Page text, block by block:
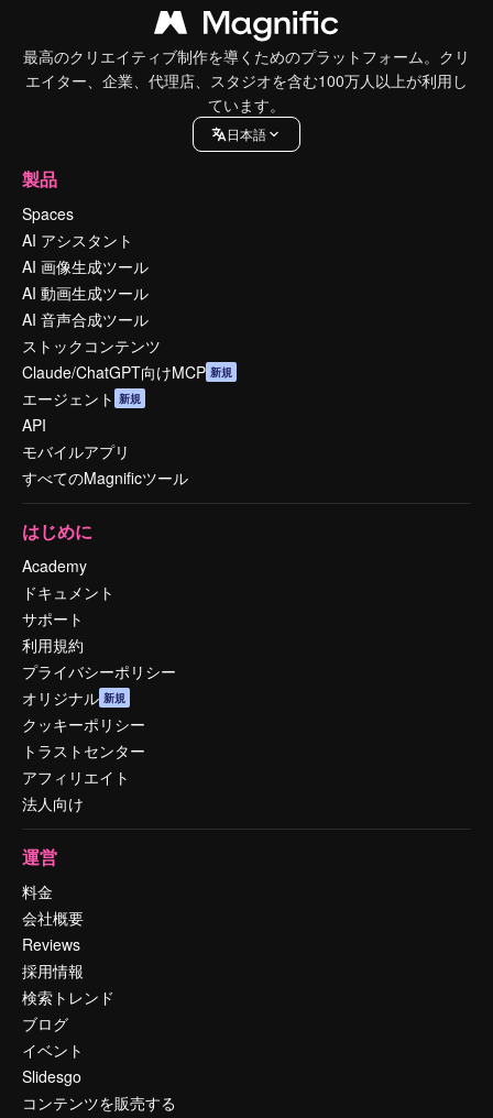
最高のクリエイティブ制作を導くためのプラットフォーム。クリ
エイター、企業、代理店、スタジオを含む100万人以上が利用し
ています。
日本語
製品
Spaces
AI アシスタント
AI 画像生成ツール
AI 動画生成ツール
AI 音声合成ツール
ストックコンテンツ
Claude/ChatGPT向けMCP 新規
エージェント 新規
API
モバイルアプリ
すべてのMagnificツール
はじめに
Academy
ドキュメント
サポート
利用規約
プライバシーポリシー
オリジナル 新規
クッキーポリシー
トラストセンター
アフィリエイト
法人向け
運営
料金
会社概要
Reviews
採用情報
検索トレンド
ブログ
イベント
Slidesgo
コンテンツを販売する